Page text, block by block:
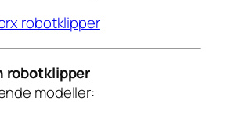
robotklipper
robotklipper
modeller: